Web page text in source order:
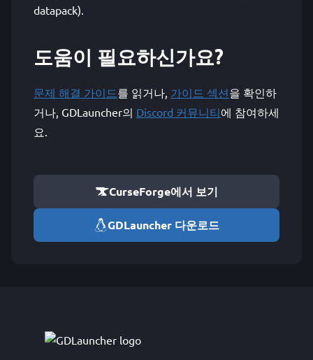
datapack).
도움이 필요하신가요?
문제 해결 가이드를 읽거나, 가이드 섹션을 확인하
거나, GDLauncher의 Discord 커뮤니티에 참여하세
요.
CurseForge에서 보기
GDLauncher 다운로드